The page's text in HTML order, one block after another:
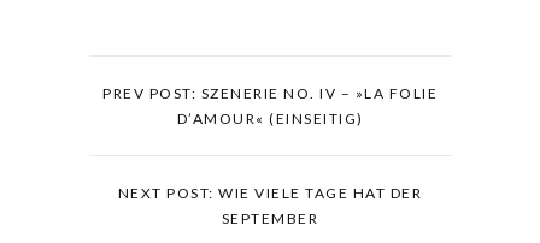
PREV POST: SZENERIE NO. IV – »LA FOLIE
D’AMOUR« (EINSEITIG)
NEXT POST: WIE VIELE TAGE HAT DER
SEPTEMBER